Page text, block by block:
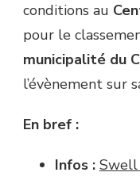
conditions au
pour le
municipalité du
l’évènement sur
En bref :
Infos : Swell